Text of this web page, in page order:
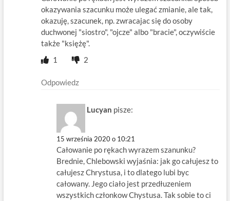
okazywania szacunku może ulegać zmianie, ale tak,
okazuję, szacunek, np. zwracajac się do osoby
duchwonej "siostro", "ojcze" albo "bracie", oczywiście
także "księżę".
1
2
Odpowiedz
Lucyan pisze:
15 września 2020 o 10:21
Całowanie po rękach wyrazem szanunku?
Brednie, Chlebowski wyjaśnia: jak go całujesz to
całujesz Chrystusa, i to dlatego lubi byc
całowany. Jego ciało jest przedłuzeniem
wszystkich członkow Chystusa. Tak sobie to ci